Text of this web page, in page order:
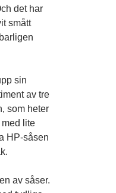
det har
smått
sin
av tre
som heter
lite
HP-såsen
av såser.